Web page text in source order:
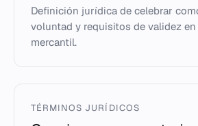
Definición jurídica de celebrar
voluntad y requisitos de validez
mercantil.
TÉRMINOS JURÍDICOS